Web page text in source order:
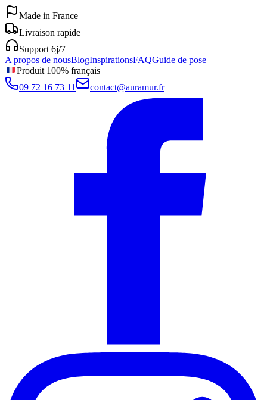
Made in France
Livraison rapide
Support 6j/7
A propos de nousBlogInspirationsFAQGuide de pose
Produit 100% français
09 72 16 73 11
contact@auramur.fr